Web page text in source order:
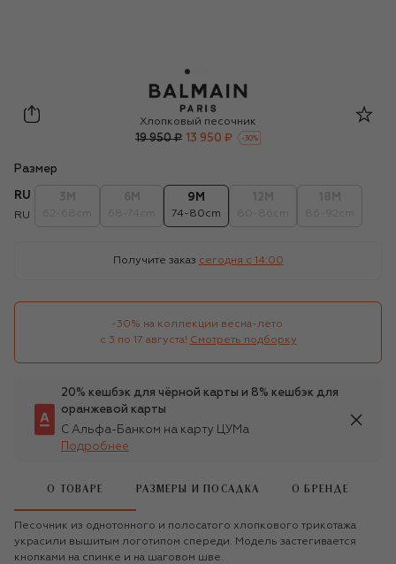
Balmain
Хлопковый песочник
19 950 ₽ 13 950 ₽ -30%
Размер
RU
RU
9M
74-80cm
Получите заказ сегодня c 14:00
-30% на коллекции весна-лето
с 3 по 17 августа! Смотреть подборку
20% кешбэк для чёрной карты и 8% кешбэк для
оранжевой карты
С Альфа-Банком на карту ЦУМа
Подробнее
О ТОВАРЕ РАЗМЕРЫ И ПОСАДКА О БРЕНДЕ
Песочник из однотонного и полосатого хлопкового трикотажа
украсили вышитым логотипом спереди. Модель застегивается
кнопками на спинке и на шаговом шве.